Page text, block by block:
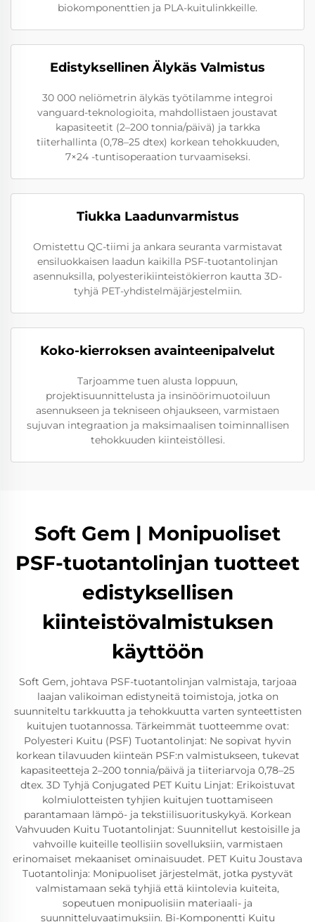
biokomponenttien ja PLA-kuitulinkkeille.
Edistyksellinen Älykäs Valmistus
30 000 neliömetrin älykäs työtilamme integroi
vanguard-teknologioita, mahdollistaen joustavat
kapasiteetit (2–200 tonnia/päivä) ja tarkka
tiiterhallinta (0,78–25 dtex) korkean tehokkuuden,
7×24 -tuntisoperaation turvaamiseksi.
Tiukka Laadunvarmistus
Omistettu QC-tiimi ja ankara seuranta varmistavat
ensiluokkaisen laadun kaikilla PSF-tuotantolinjan
asennuksilla, polyesterikiinteistökierron kautta 3D-
tyhjä PET-yhdistelmäjärjestelmiin.
Koko-kierroksen avainteenipalvelut
Tarjoamme tuen alusta loppuun,
projektisuunnittelusta ja insinöörimuotoiluun
asennukseen ja tekniseen ohjaukseen, varmistaen
sujuvan integraation ja maksimaalisen toiminnallisen
tehokkuuden kiinteistöllesi.
Soft Gem | Monipuoliset
PSF-tuotantolinjan tuotteet
edistyksellisen
kiinteistövalmistuksen
käyttöön
Soft Gem, johtava PSF-tuotantolinjan valmistaja, tarjoaa
laajan valikoiman edistyneitä toimistoja, jotka on
suunniteltu tarkkuutta ja tehokkuutta varten synteettisten
kuitujen tuotannossa. Tärkeimmät tuotteemme ovat:
Polyesteri Kuitu (PSF) Tuotantolinjat: Ne sopivat hyvin
korkean tilavuuden kiinteän PSF:n valmistukseen, tukevat
kapasiteetteja 2–200 tonnia/päivä ja tiiteriarvoja 0,78–25
dtex. 3D Tyhjä Conjugated PET Kuitu Linjat: Erikoistuvat
kolmiulotteisten tyhjien kuitujen tuottamiseen
parantamaan lämpö- ja tekstiilisuorituskykyä. Korkean
Vahvuuden Kuitu Tuotantolinjat: Suunnitellut kestoisille ja
vahvoille kuiteille teollisiin sovelluksiin, varmistaen
erinomaiset mekaaniset ominaisuudet. PET Kuitu Joustava
Tuotantolinja: Monipuoliset järjestelmät, jotka pystyvät
valmistamaan sekä tyhjiä että kiintolevia kuiteita,
sopeutuen monipuolisiin materiaali- ja
suunnitteluvaatimuksiin. Bi-Komponentti Kuitu